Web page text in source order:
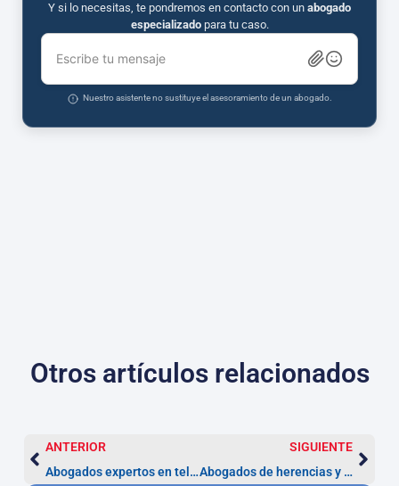
Y si lo necesitas, te pondremos en contacto con un abogado
especializadopara tu caso.
Escribe tu mensaje
Nuestro asistente no sustituye el asesoramiento de un abogado.
Otros artículos relacionados
ANTERIOR
Abogados expertos en telecomunicaciones — Almería
SIGUIENTE
Abogados de herencias y testamentos en Almería